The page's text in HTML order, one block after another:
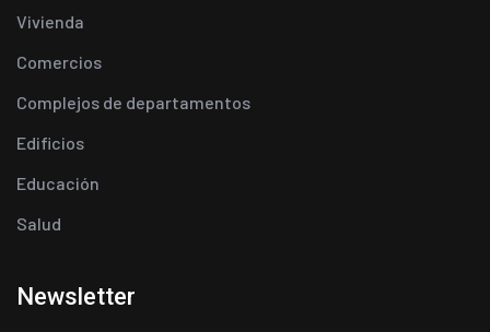
Vivienda
Comercios
Complejos de departamentos
Edificios
Educación
Salud
Newsletter